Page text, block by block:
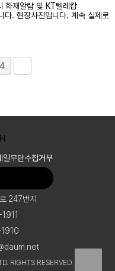
화재알람 및 KT텔레캅
다. 현장사진입니다. 계속 실제로
4
일무단수집거부
247번지
RIGHTS RESERVED.